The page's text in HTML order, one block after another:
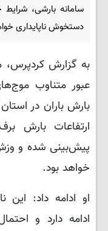
دستخوش ناپایداری
به گزارش کردپرس،
عبور متناوب
بارش باران در
ارتفاعات بارش
پیش‌بینی شده و
خواهد بود.
او ادامه داد: این
ادامه دارد و